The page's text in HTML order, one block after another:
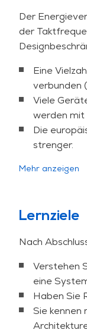
Der
der
Eine
verbunden
Viele
werden
Die
strenger.
Wir müssen
systematisch
Der
Ein Gewinn an
einer
Gleichgewicht
schließen.
Mehr anzeigen
Lernziele
Nach
Verstehen
eine
Haben Sie
Sie